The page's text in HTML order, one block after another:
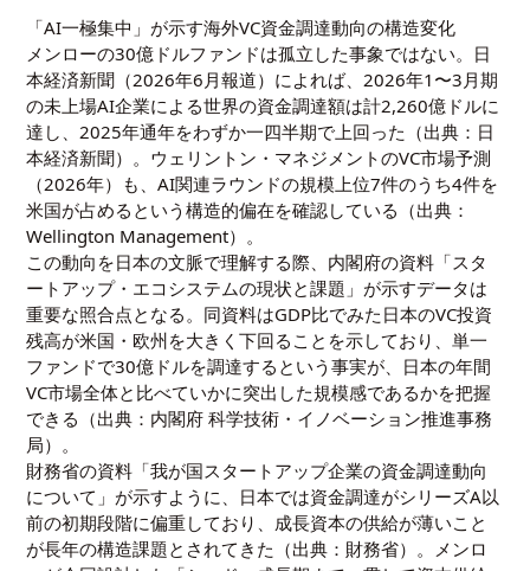
「AI一極集中」が示す海外VC資金調達動向の構造変化
メンローの30億ドルファンドは孤立した事象ではない。日
本経済新聞（2026年6月報道）によれば、2026年1〜3月期
の未上場AI企業による世界の資金調達額は計2,260億ドルに
達し、2025年通年をわずか一四半期で上回った（出典： 日
本経済新聞）。ウェリントン・マネジメントのVC市場予測
（2026年）も、AI関連ラウンドの規模上位7件のうち4件を
米国が占めるという構造的偏在を確認している（出典：
Wellington Management）。
この動向を日本の文脈で理解する際、内閣府の資料「スタ
ートアップ・エコシステムの現状と課題」が示すデータは
重要な照合点となる。同資料はGDP比でみた日本のVC投資
残高が米国・欧州を大きく下回ることを示しており、単一
ファンドで30億ドルを調達するという事実が、日本の年間
VC市場全体と比べていかに突出した規模感であるかを把握
できる（出典： 内閣府 科学技術・イノベーション推進事務
局）。
財務省の資料「我が国スタートアップ企業の資金調達動向
について」が示すように、日本では資金調達がシリーズA以
前の初期段階に偏重しており、成長資本の供給が薄いこと
が長年の構造課題とされてきた（出典： 財務省）。メンロ